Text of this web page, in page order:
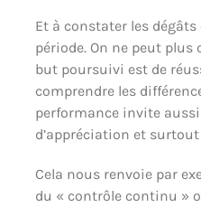
Et à constater les
période. On ne peut
but poursuivi est de
comprendre les
performance invite
d’appréciation et surtout
Cela nous renvoie par
du « contrôle continu »